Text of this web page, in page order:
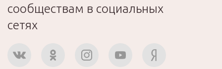
сообществам в социальных
сетях